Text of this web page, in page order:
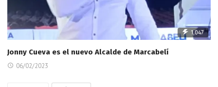
1,047
Jonny Cueva es el nuevo Alcalde de Marcabelí
06/02/2023